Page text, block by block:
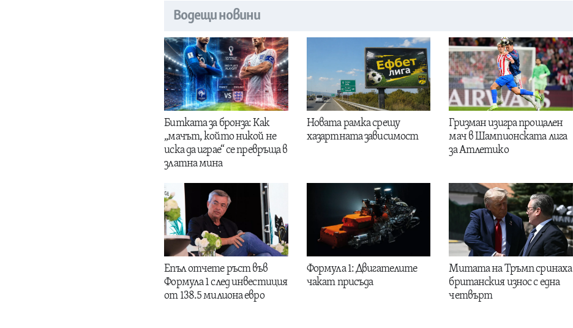
Водещи новини
Битката за бронза: Как
„мачът, който никой не
иска да играе“ се превръща в
златна мина
Новата рамка срещу
хазартната зависимост
Гризман изигра прощален
мач в Шампионската лига
за Атлетико
Епъл отчете ръст във
Формула 1 след инвестиция
от 138.5 милиона евро
Формула 1: Двигателите
чакат присъда
Митата на Тръмп сринаха
британския износ с една
четвърт